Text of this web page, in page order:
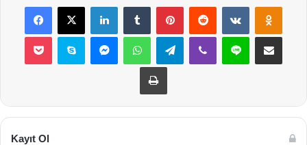
Facebook
X LinkedInTumblr PinterestReddit VKontakte
Pocket Skype MessengerWhatsAppTelegramViber Line E-Posta ile
Yazdır
Kayıt Ol